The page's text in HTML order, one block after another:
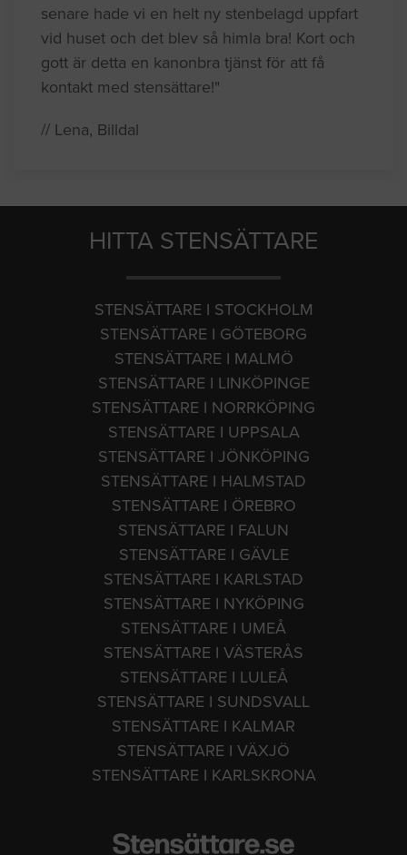
senare hade vi en helt ny stenbelagd uppfart
vid huset och det blev så himla bra! Kort och
gott är detta en kanonbra tjänst för att få
kontakt med stensättare!"
// Lena, Billdal
HITTA STENSÄTTARE
STENSÄTTARE I STOCKHOLM
STENSÄTTARE I GÖTEBORG
STENSÄTTARE I MALMÖ
STENSÄTTARE I LINKÖPINGE
STENSÄTTARE I NORRKÖPING
STENSÄTTARE I UPPSALA
STENSÄTTARE I JÖNKÖPING
STENSÄTTARE I HALMSTAD
STENSÄTTARE I ÖREBRO
STENSÄTTARE I FALUN
STENSÄTTARE I GÄVLE
STENSÄTTARE I KARLSTAD
STENSÄTTARE I NYKÖPING
STENSÄTTARE I UMEÅ
STENSÄTTARE I VÄSTERÅS
STENSÄTTARE I LULEÅ
STENSÄTTARE I SUNDSVALL
STENSÄTTARE I KALMAR
STENSÄTTARE I VÄXJÖ
STENSÄTTARE I KARLSKRONA